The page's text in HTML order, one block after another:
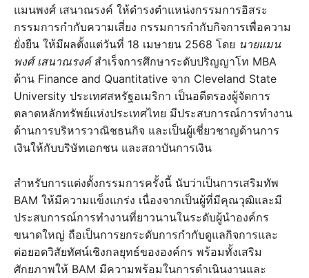
แมนพงศ์ เสนาณรงค์ ให้ดำรงตำแหน่งกรรมการอิสระ
กรรมการกำกับความเสี่ยง กรรมการกำกับกิจการเพื่อความ
ยั่งยืน ให้มีผลตั้งแต่วันที่ 18 เมษายน 2568 โดย นายแมน
พงศ์ เสนาณรงค์สำเร็จการศึกษาระดับปริญญาโท MBA
ด้าน Finance and Quantitative จาก Cleveland State
University ประเทศสหรัฐอเมริกา เป็นอดีตรองผู้จัดการ
ตลาดหลักทรัพย์แห่งประเทศไทย มีประสบการณ์การทำงาน
ด้านการบริหารวาณิชธนกิจ และเป็นผู้เชี่ยวชาญด้านการ
เงินให้กับบริษัทเอกชน และสถาบันการเงิน
สำหรับการแต่งตั้งกรรมการครั้งนี้ นับว่าเป็นการเสริมทัพ
BAM ให้มีความแข็งแกร่ง เนื่องจากเป็นผู้ที่มีคุณวุฒิและมี
ประสบการณ์การทำงานที่ยาวนานในระดับผู้นำองค์กร
ขนาดใหญ่ ถือเป็นการยกระดับการกำกับดูแลกิจการและ
ต่อยอดวิสัยทัศน์เชิงกลยุทธ์ขององค์กร พร้อมทั้งเสริม
ศักยภาพให้ BAM มีความพร้อมในการดำเนินงานและ